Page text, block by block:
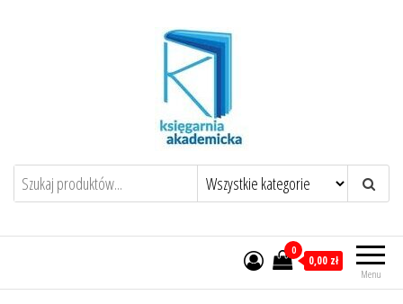
Menu
0
0,00 zł